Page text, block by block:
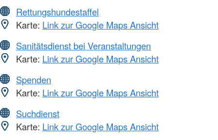
Rettungshundestaffel
Karte: Link zur Google Maps Ansicht
Sanitätsdienst bei Veranstaltungen
Karte: Link zur Google Maps Ansicht
Spenden
Karte: Link zur Google Maps Ansicht
Suchdienst
Karte: Link zur Google Maps Ansicht